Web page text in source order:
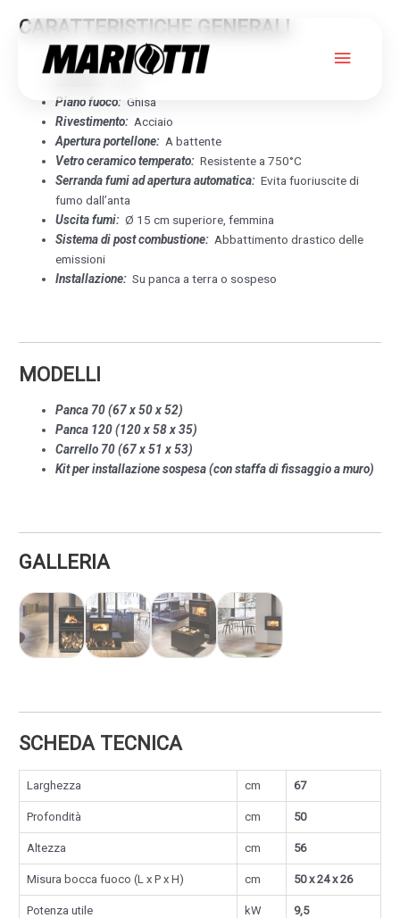
Menu
BENCH 54 EVO
EDILKAMIN
CARATTERISTICHE GENERALI
Focolare: Refrattario
Piano fuoco: Ghisa
Rivestimento: Acciaio
Apertura portellone: A battente
Vetro ceramico temperato: Resistente a 750°C
Serranda fumi ad apertura automatica: Evita fuoriuscite di
fumo dall’anta
Uscita fumi: Ø 15 cm superiore, femmina
Sistema di post combustione: Abbattimento drastico delle
emissioni
Installazione: Su panca a terra o sospeso
MODELLI
Panca 70 (67 x 50 x 52)
Panca 120 (120 x 58 x 35)
Carrello 70 (67 x 51 x 53)
Kit per installazione sospesa (con staffa di fissaggio a muro)
GALLERIA
SCHEDA TECNICA
Larghezza cm 67
Profondità cm 50
Altezza cm 56
Misura bocca fuoco (L x P x H) cm 50 x 24 x 26
Potenza utile kW 9,5